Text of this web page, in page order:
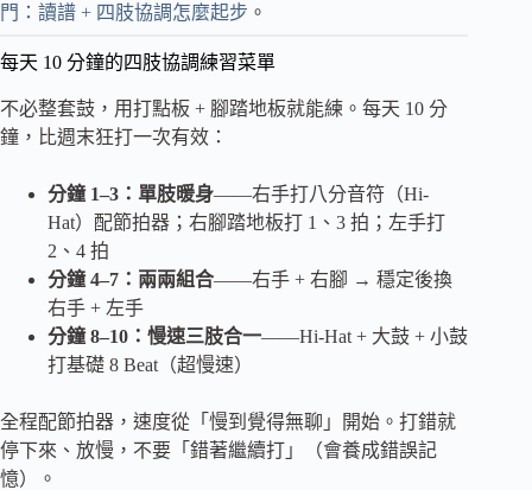
門：讀譜 + 四肢協調怎麼起步 。
每天 10 分鐘的四肢協調練習菜單
不必整套鼓，用打點板 + 腳踏地板就能練。每天 10 分
鐘，比週末狂打一次有效：
分鐘 1–3：單肢暖身——右手打八分音符（Hi-
Hat）配節拍器；右腳踏地板打 1、3 拍；左手打
2、4 拍
分鐘 4–7：兩兩組合——右手 + 右腳 → 穩定後換
右手 + 左手
分鐘 8–10：慢速三肢合一——Hi-Hat + 大鼓 + 小鼓
打基礎 8 Beat（超慢速）
全程配節拍器，速度從「慢到覺得無聊」開始。打錯就
停下來、放慢，不要「錯著繼續打」（會養成錯誤記
憶）。